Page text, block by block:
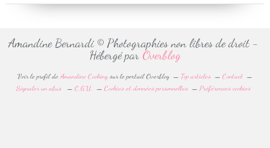
Amandine Bernardi © Photographies non libres de droit -
Hébergé par Overblog
Voir le profil de Amandine Cooking sur le portail Overblog Top articles
Contact
Signaler un abus
C.G.U. Cookies et données personnelles Préférences cookies